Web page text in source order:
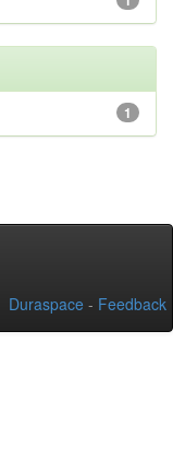
1
Duraspace - Feedback